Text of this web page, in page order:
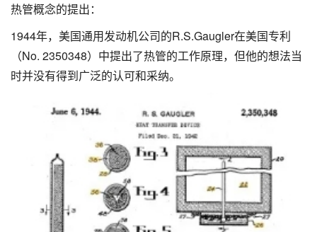
热管概念的提出：
1944年，美国通用发动机公司的R.S.Gaugler在美国专利
（No. 2350348）中提出了热管的工作原理，但他的想法当
时并没有得到广泛的认可和采纳。